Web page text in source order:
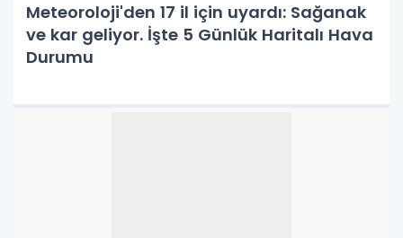
Meteoroloji'den 17 il için uyardı: Sağanak
ve kar geliyor. İşte 5 Günlük Haritalı Hava
Durumu